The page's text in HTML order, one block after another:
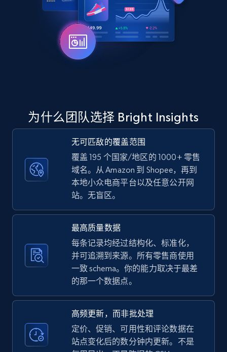
为什么团队选择 Bright Insights
无可匹敌的覆盖范围
覆盖 195 个国家/地区的 1000+ 零售
域名。从 Amazon 到 Shopee，再到
本地小众电商平台以及任意公开网
站。无盲区。
最高质量数据
每条记录均经过结构化、标准化，
并可追溯到来源。所有零售商使用
一致 schema。你的能力取决于最差
的那一个数据点。
高频更新，而非批处理
定价、促销、可用性和评论数据在
站点变化后的数分钟内更新。不是